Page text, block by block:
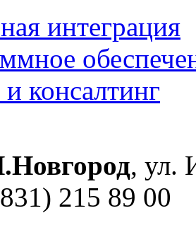
интеграция
консалтинг
, ул.
215 89 00